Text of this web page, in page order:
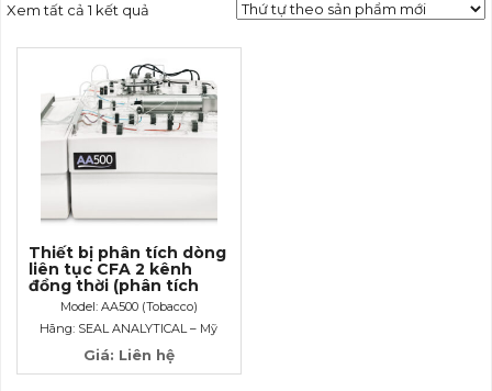
Xem tất cả 1 kết quả
Thiết bị phân tích dòng
liên tục CFA 2 kênh
đồng thời (phân tích
Nicotin và đường tổng
trong thuốc lá)
Model: AA500 (Tobacco)
Hãng: SEAL ANALYTICAL – Mỹ
Giá: Liên hệ